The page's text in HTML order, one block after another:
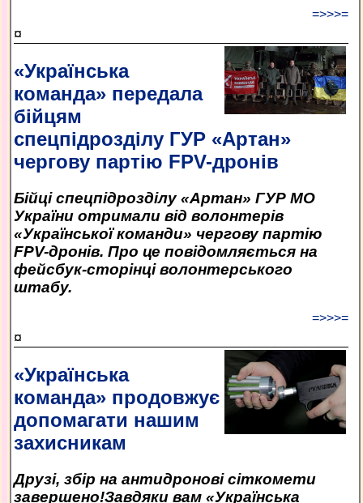
=>>>=
¤
«Українська
команда» передала
бійцям
спецпідрозділу ГУР «Артан»
чергову партію FPV-дронів
Бійці спецпідрозділу «Артан» ГУР МО
України отримали від волонтерів
«Української команди» чергову партію
FPV-дронів. Про це повідомляється на
фейсбук-сторінці волонтерського
штабу.
=>>>=
¤
«Українська
команда» продовжує
допомагати нашим
захисникам
Друзі, збір на антидронові сіткомети
завершено!Завдяки вам «Українська